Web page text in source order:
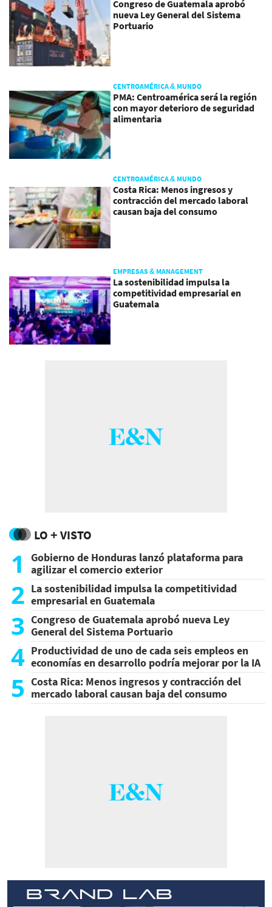
Congreso de Guatemala aprobó
nueva Ley General del Sistema
Portuario
CENTROAMÉRICA & MUNDO
PMA: Centroamérica será la región
con mayor deterioro de seguridad
alimentaria
CENTROAMÉRICA & MUNDO
Costa Rica: Menos ingresos y
contracción del mercado laboral
causan baja del consumo
EMPRESAS & MANAGEMENT
La sostenibilidad impulsa la
competitividad empresarial en
Guatemala
LO + VISTO
1
Gobierno de Honduras lanzó plataforma para
agilizar el comercio exterior
2 La sostenibilidad impulsa la competitividad
empresarial en Guatemala
3 Congreso de Guatemala aprobó nueva Ley
General del Sistema Portuario
4 Productividad de uno de cada seis empleos en
economías en desarrollo podría mejorar por la IA
5 Costa Rica: Menos ingresos y contracción del
mercado laboral causan baja del consumo